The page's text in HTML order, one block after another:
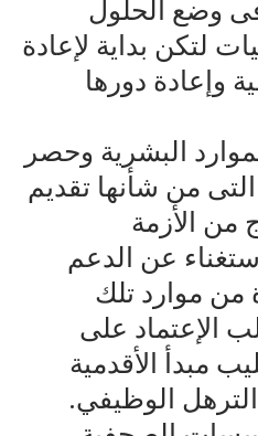
فى وضع الحلول
لتكن بداية لإعادة
وإعادة دورها
البشرية وحصر
من شأنها تقديم
من الأزمة
عن الدعم
من موارد تلك
الإعتماد على
مبدأ الأقدمية
الوظيفي.